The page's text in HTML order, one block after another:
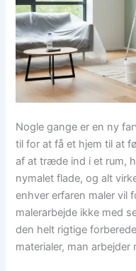
Nogle gange er en ny
til for at få et hjem til at
af at træde ind i et rum,
nymalet flade, og alt
enhver erfaren maler vil
malerarbejde ikke med
den helt rigtige
materialer, man arbejder